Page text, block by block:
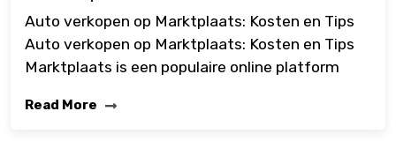
Auto verkopen op Marktplaats: Kosten en Tips
Auto verkopen op Marktplaats: Kosten en Tips
Marktplaats is een populaire online platform
Read More